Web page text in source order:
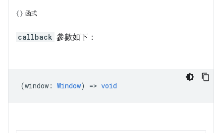
函式
callback 參數如下：
(window : Window) => void